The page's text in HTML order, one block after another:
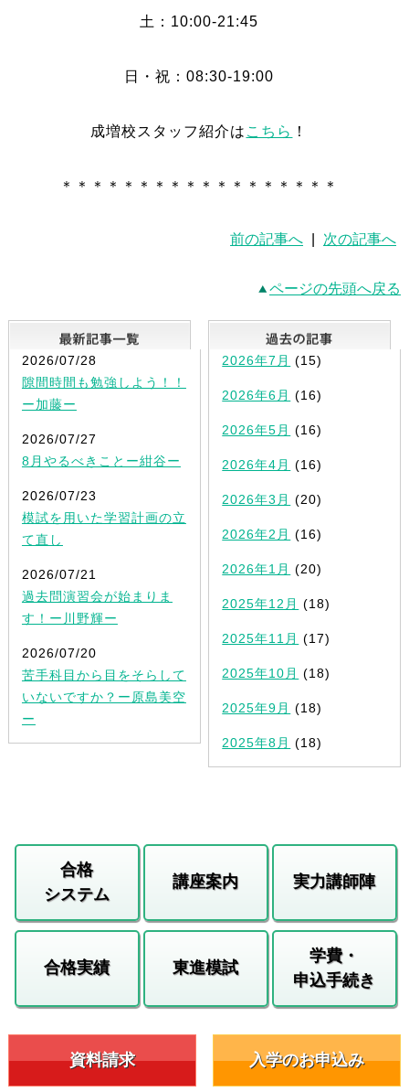
土：10:00-21:45
日・祝：08:30-19:00
成増校スタッフ紹介は こちら ！
＊＊＊＊＊＊＊＊＊＊＊＊＊＊＊＊＊＊
前の記事へ 次の記事へ
ページの先頭へ戻る
最新記事一覧
2026/07/28
隙間時間も勉強しよう！！
ー加藤ー
2026/07/27
8月やるべきことー紺谷ー
2026/07/23
模試を用いた学習計画の立
て直し
2026/07/21
過去問演習会が始まりま
す！ー川野輝ー
2026/07/20
苦手科目から目をそらして
いないですか？ー原島美空
ー
2026年7月 (15)
2026年6月 (16)
2026年5月 (16)
2026年4月 (16)
2026年3月 (20)
2026年2月 (16)
2026年1月 (20)
2025年12月 (18)
2025年11月 (17)
2025年10月 (18)
2025年9月 (18)
2025年8月 (18)
合格
システム
講座案内 実力講師陣
合格実績 東進模試
学費・
申込手続き
資料請求 入学のお申込み